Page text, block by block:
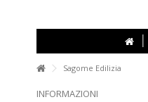
Sagome Edilizia
INFORMAZIONI